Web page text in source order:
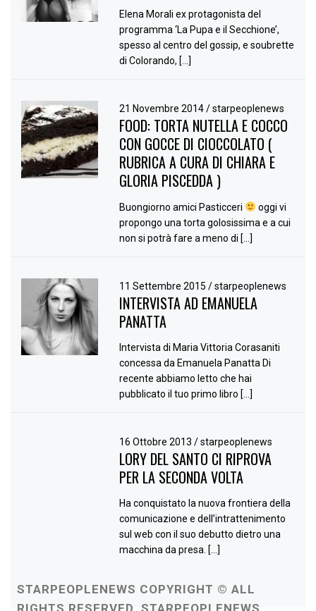
Elena Morali ex protagonista del
programma ‘La Pupa e il Secchione’,
spesso al centro del gossip, e soubrette
di Colorando, […]
21 Novembre 2014/ starpeoplenews
FOOD: TORTA NUTELLA E COCCO
CON GOCCE DI CIOCCOLATO (
RUBRICA A CURA DI CHIARA E
GLORIA PISCEDDA )
Buongiorno amici Pasticceri
oggi vi
propongo una torta golosissima e a cui
non si potrà fare a meno di […]
11 Settembre 2015/ starpeoplenews
INTERVISTA AD EMANUELA
PANATTA
Intervista di Maria Vittoria Corasaniti
concessa da Emanuela Panatta Di
recente abbiamo letto che hai
pubblicato il tuo primo libro […]
16 Ottobre 2013/ starpeoplenews
LORY DEL SANTO CI RIPROVA
PER LA SECONDA VOLTA
Ha conquistato la nuova frontiera della
comunicazione e dell’intrattenimento
sul web con il suo debutto dietro una
macchina da presa. […]
STARPEOPLENEWS COPYRIGHT © ALL